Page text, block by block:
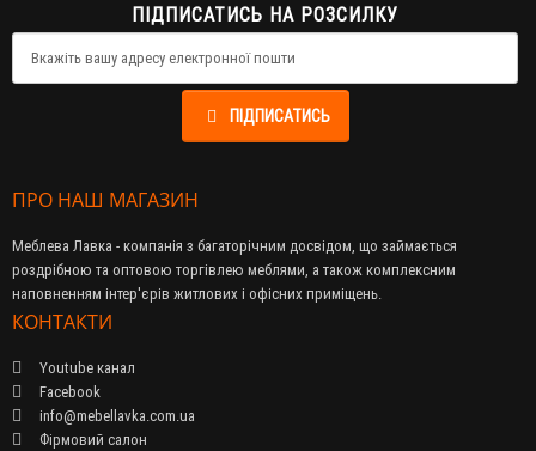
ПІДПИСАТИСЬ НА РОЗСИЛКУ
ПІДПИСАТИСЬ
ПРО НАШ МАГАЗИН
Меблева Лавка - компанія з багаторічним досвідом, що займається
роздрібною та оптовою торгівлею меблями, а також комплексним
наповненням інтер'єрів житлових і офісних приміщень.
КОНТАКТИ
Youtube канал
Facebook
info@mebellavka.com.ua
Фірмовий салон